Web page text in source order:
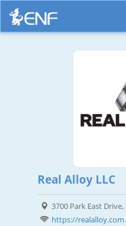
Real Alloy LLC
3700 Park East
https://realalloy.com